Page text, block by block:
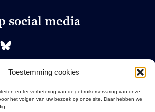
Toestemming cookies
en ter verbetering van de gebruikerservaring van onze
het volgen van uw bezoek op onze site. Daar hebben we
social media